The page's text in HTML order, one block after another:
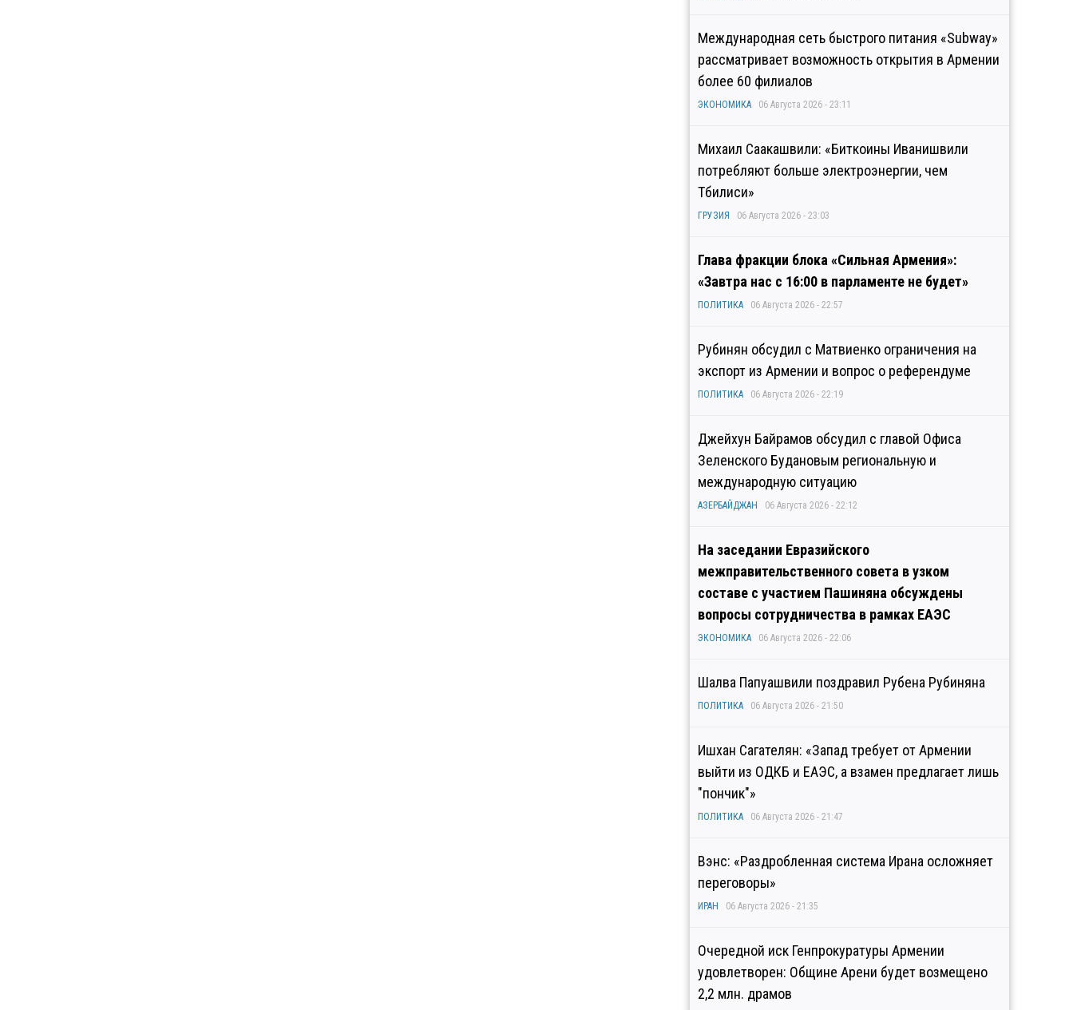
Международная сеть быстрого питания «Subway»
рассматривает возможность открытия в Армении
более 60 филиалов
ЭКОНОМИКА 06 Августа 2026 - 23:11
Михаил Саакашвили: «Биткоины Иванишвили
потребляют больше электроэнергии, чем
Тбилиси»
ГРУЗИЯ 06 Августа 2026 - 23:03
Глава фракции блока «Сильная Армения»:
«Завтра нас с 16:00 в парламенте не будет»
ПОЛИТИКА 06 Августа 2026 - 22:57
Рубинян обсудил с Матвиенко ограничения на
экспорт из Армении и вопрос о референдуме
ПОЛИТИКА 06 Августа 2026 - 22:19
Джейхун Байрамов обсудил с главой Офиса
Зеленского Будановым региональную и
международную ситуацию
АЗЕРБАЙДЖАН 06 Августа 2026 - 22:12
На заседании Евразийского
межправительственного совета в узком
составе с участием Пашиняна обсуждены
вопросы сотрудничества в рамках ЕАЭС
ЭКОНОМИКА 06 Августа 2026 - 22:06
Шалва Папуашвили поздравил Рубена Рубиняна
ПОЛИТИКА 06 Августа 2026 - 21:50
Ишхан Сагателян: «Запад требует от Армении
выйти из ОДКБ и ЕАЭС, а взамен предлагает лишь
"пончик"»
ПОЛИТИКА 06 Августа 2026 - 21:47
Вэнс: «Раздробленная система Ирана осложняет
переговоры»
ИРАН 06 Августа 2026 - 21:35
Очередной иск Генпрокуратуры Армении
удовлетворен: Общине Арени будет возмещено
2,2 млн. драмов